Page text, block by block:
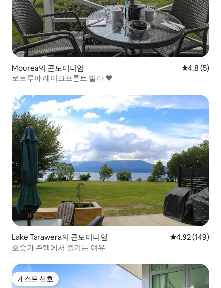
Mourea의 콘도미니엄 평점 4.8점
4.8 (5)
로토루아 레이크프론트 빌라 ❤️
Lake Tarawera의 콘도미니엄 평점 4.92점(5
4.92 (149)
호숫가 주택에서 즐기는 여유
게스트 선호
게스트 선호